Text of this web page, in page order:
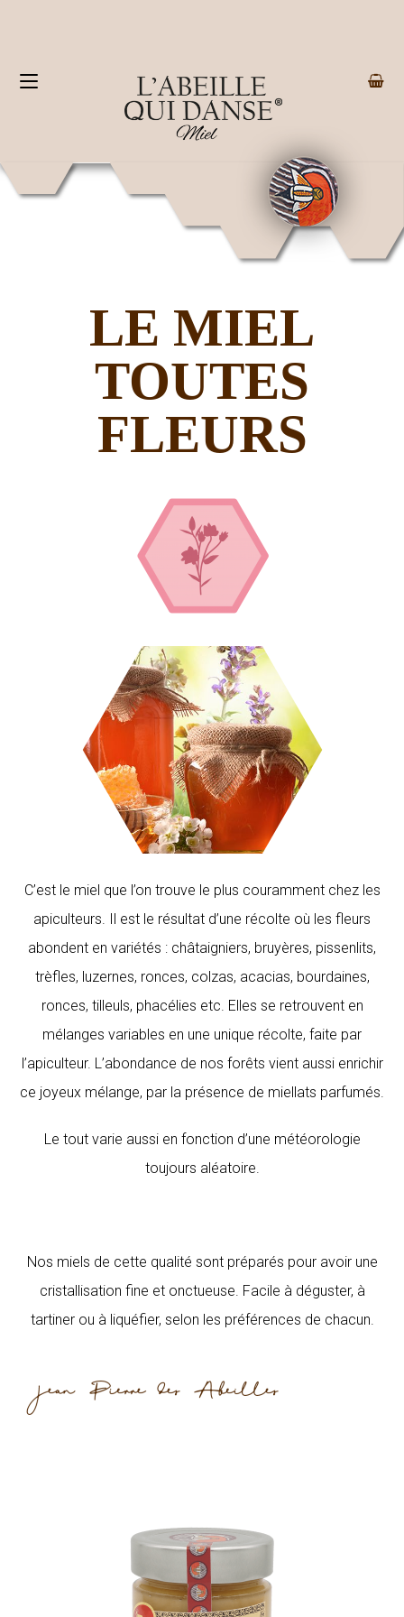
LE MIEL
TOUTES
FLEURS
C’est le miel que l’on trouve le plus couramment chez les
apiculteurs. Il est le résultat d’une récolte où les fleurs
abondent en variétés : châtaigniers, bruyères, pissenlits,
trèfles, luzernes, ronces, colzas, acacias, bourdaines,
ronces, tilleuls, phacélies etc. Elles se retrouvent en
mélanges variables en une unique récolte, faite par
l’apiculteur. L’abondance de nos forêts vient aussi enrichir
ce joyeux mélange, par la présence de miellats parfumés.
Le tout varie aussi en fonction d’une météorologie
toujours aléatoire.
Nos miels de cette qualité sont préparés pour avoir une
cristallisation fine et onctueuse. Facile à déguster, à
tartiner ou à liquéfier, selon les préférences de chacun.